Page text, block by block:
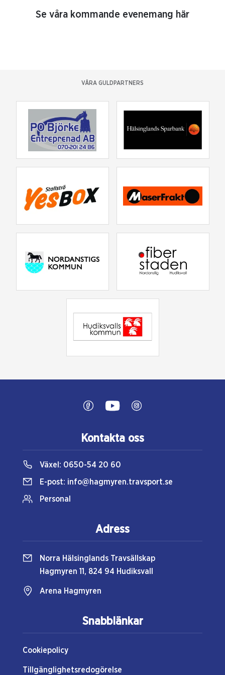
Se våra kommande evenemang här
VÅRA GULDPARTNERS
Snabblänkar
Cookiepolicy
Tillgänglighetsredogörelse
Kontakta oss
Växel: 0650-54 20 60
E-post: info@hagmyren.travsport.se
Personal
Adress
Norra Hälsinglands Travsällskap
Hagmyren 11, 824 94 Hudiksvall
Arena Hagmyren